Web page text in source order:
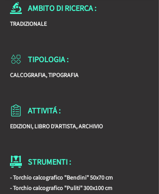
AMBITO DI RICERCA :
TRADIZIONALE
TIPOLOGIA :
CALCOGRAFIA, TIPOGRAFIA
ATTIVITÁ :
EDIZIONI, LIBRO D'ARTISTA, ARCHIVIO
STRUMENTI :
- Torchio calcografico "Bendini" 50x70 cm
- Torchio calcografico "Puliti" 300x100 cm